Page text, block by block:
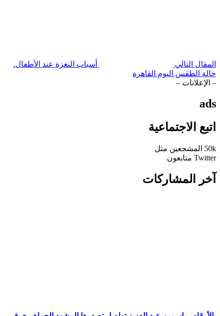
المقال التالي
أسباب النغزة عند الأطفال.
حالة الطقس اليوم القاهرة
– الإعلانات –
ads
اتبع الاجتماعية
50k المشجعين مثل
Twitter متابعون
آخر المشاركات